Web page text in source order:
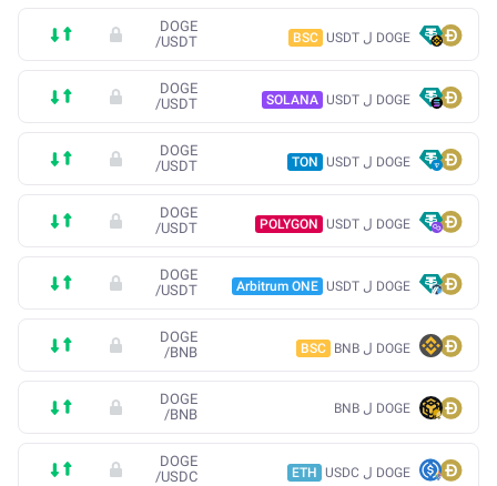
DOGE ل USDT BSC
DOGE
/USDT
DOGE ل USDT SOLANA
DOGE
/USDT
DOGE ل USDT TON
DOGE
/USDT
DOGE ل USDT POLYGON
DOGE
/USDT
DOGE ل USDT Arbitrum ONE
DOGE
/USDT
DOGE ل BNB BSC
DOGE
/BNB
DOGE ل BNB
DOGE
/BNB
DOGE ل USDC ETH
DOGE
/USDC